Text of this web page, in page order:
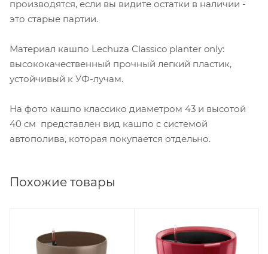
производятся, если вы видите остатки в наличии -
это старые партии.
Материал кашпо Lechuza Classico planter only:
высококачественный прочный легкий пластик,
устойчивый к УФ-лучам.
На фото кашпо классико диаметром 43 и высотой
40 см представлен вид кашпо с системой
автополива, которая покупается отдельно.
Похожие товары